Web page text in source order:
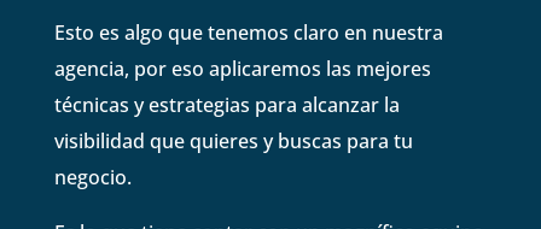
Esto es algo que tenemos claro en nuestra
agencia, por eso aplicaremos las mejores
técnicas y estrategias para alcanzar la
visibilidad que quieres y buscas para tu
negocio.